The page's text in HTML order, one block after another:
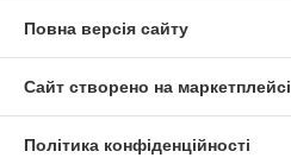
Повна версія сайту
Сайт створено на маркетплейсі
Політика конфіденційності